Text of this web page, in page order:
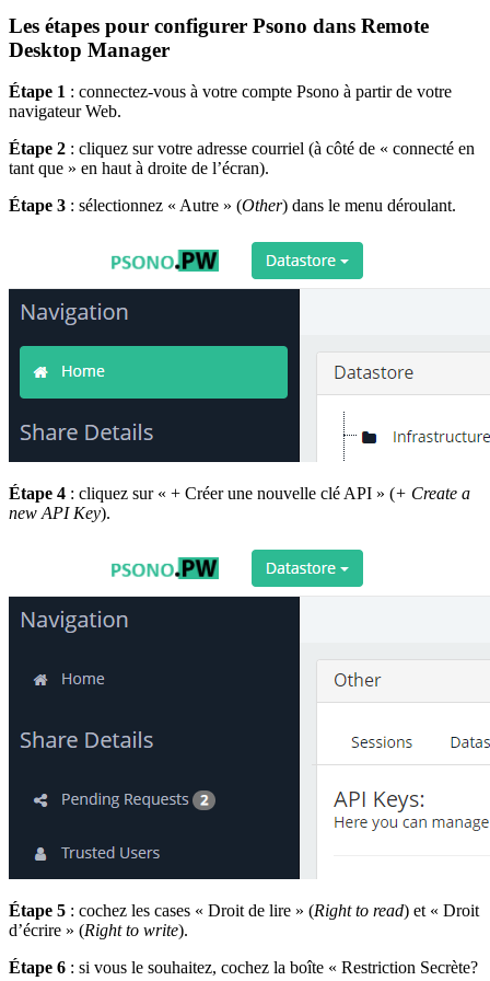
Les étapes pour configurer Psono dans Remote
Desktop Manager
Étape 1 : connectez-vous à votre compte Psono à partir de votre
navigateur Web.
Étape 2 : cliquez sur votre adresse courriel (à côté de « connecté en
tant que » en haut à droite de l’écran).
Étape 3 : sélectionnez « Autre » (Other) dans le menu déroulant.
Étape 4 : cliquez sur « + Créer une nouvelle clé API » (+ Create a
new API Key).
Étape 5 : cochez les cases « Droit de lire » (Right to read) et « Droit
d’écrire » (Right to write).
Étape 6 : si vous le souhaitez, cochez la boîte « Restriction Secrète?